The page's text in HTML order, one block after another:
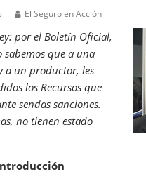
El Seguro en Acción
por el Boletín Oficial,
sabemos que a una
a un productor, les
los Recursos que
sendas sanciones.
no tienen estado